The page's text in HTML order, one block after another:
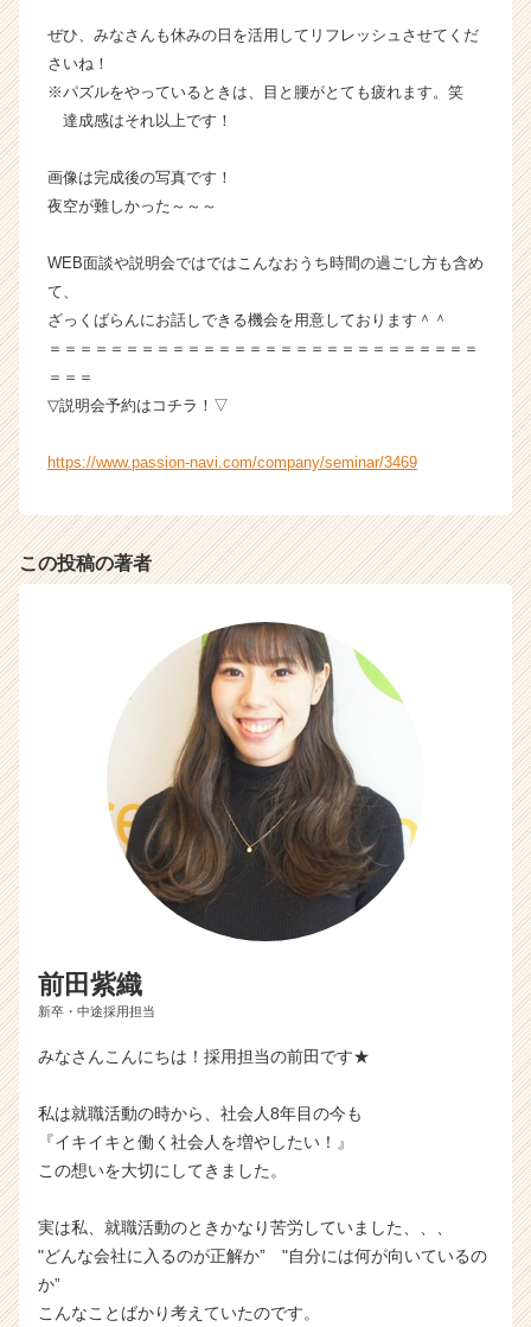
r
a
r）
ぜひ、みなさんも休みの日を活用してリフレッシュさせてくだ
さいね！
※パズルをやっているときは、目と腰がとても疲れます。笑
達成感はそれ以上です！
画像は完成後の写真です！
夜空が難しかった～～～
WEB面談や説明会ではではこんなおうち時間の過ごし方も含め
て、
ざっくばらんにお話しできる機会を用意しております＾＾
＝＝＝＝＝＝＝＝＝＝＝＝＝＝＝＝＝＝＝＝＝＝＝＝＝＝＝＝
＝＝＝
▽説明会予約はコチラ！▽
https://www.passion-navi.com/company/seminar/3469
この投稿の著者
前田紫織
新卒・中途採用担当
みなさんこんにちは！採用担当の前田です★
私は就職活動の時から、社会人8年目の今も
『イキイキと働く社会人を増やしたい！』
この想いを大切にしてきました。
実は私、就職活動のときかなり苦労していました、、、
"どんな会社に入るのが正解か” "自分には何が向いているの
か”
こんなことばかり考えていたのです。